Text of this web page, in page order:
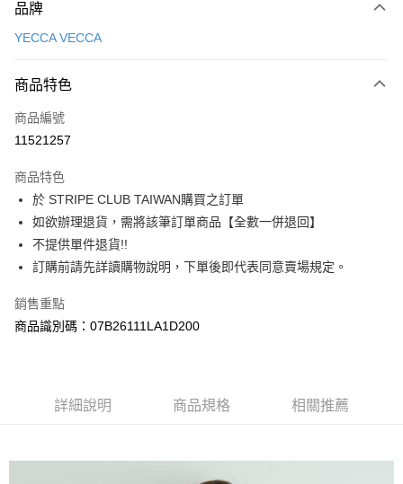
信用卡一次付款
3 期 0 利率 每期
合作金庫商業銀行
上海商業儲蓄銀行
臺灣中小企業銀行
匯豐（台灣）商業銀行
華泰商業銀行
聯邦商業銀行
遠東國際商業銀行
元大商業銀行
玉山商業銀行
星展（台灣）商業銀行
台灣樂天信用卡公司
超商取貨付款
LINE Pay
Apple Pay
街口支付
悠遊付
大哥付你分期
相關說明
流程，驗證手機門號後，選擇欲分期的期數、繳款截止日，確認付款後即完
【關於「AFTEE先享後付」】
１．簡單：不需註冊會員、不需綁卡、不需儲值。
２．便利：只要手機號碼，簡訊認證，即可結帳。
品牌
YECCA VECCA
商品特色
商品編號
11521257
商品特色
於 STRIPE CLUB TAIWAN購買之訂單
如欲辦理退貨，需將該筆訂單商品【全數一併退回】
不提供單件退貨!!
訂購前請先詳讀購物說明，下單後即代表同意賣場規定。
銷售重點
商品識別碼：07B26111LA1D200
詳細說明 商品規格 相關推薦